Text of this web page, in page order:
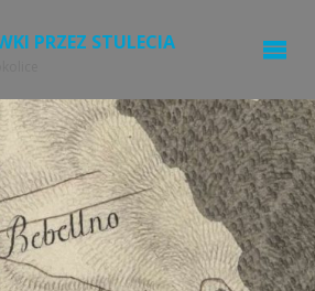
PRZEZ STULECIA